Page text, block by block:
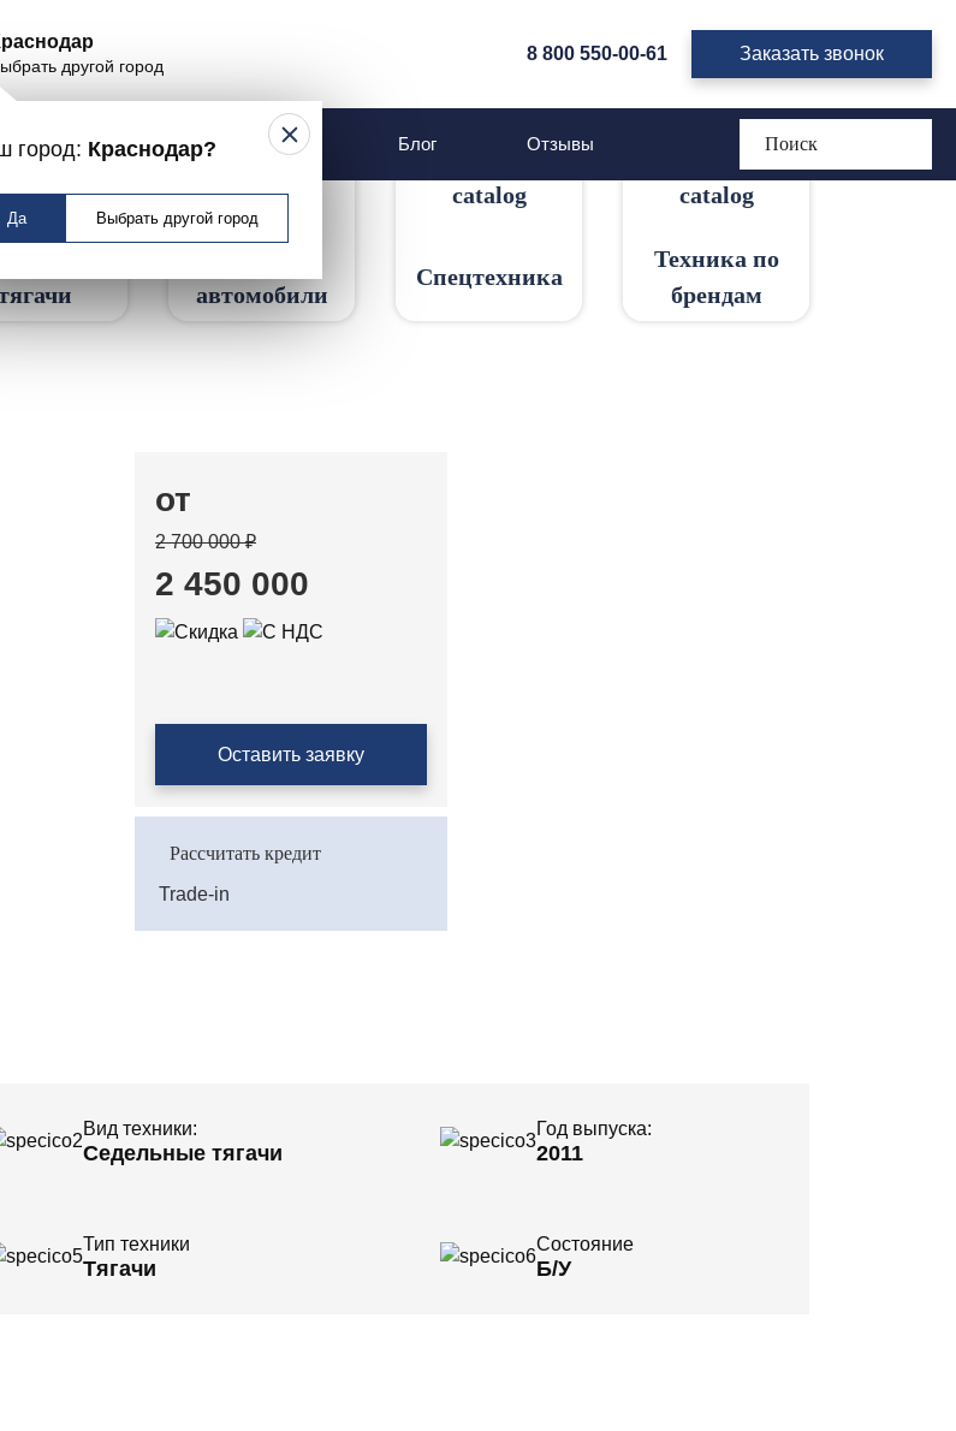
другой город
город: Краснодар?
Да Выбрать другой город
8 800 550-00-61 Заказать звонок
Контакты Услуги Блог Отзывы
18.400 Арт: 9916
автомобили
Спецтехника
Техника по
брендам
от
2 700 000 ₽
2 450 000
Оставить заявку
Рассчитать кредит
Trade-in
Вид техники:
Седельные тягачи
Год выпуска:
2011
Тип техники
Тягачи
Состояние
Б/У